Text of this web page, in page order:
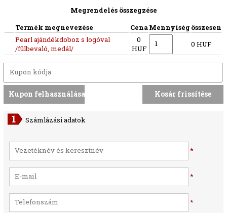
Megrendelés összegzése
Termék megnevezése
CenaMennyiség összesen
Pearl ajándékdoboz s logóval
/fülbevaló, medál/
0
HUF
0 HUF
Számlázási adatok
*
*
*